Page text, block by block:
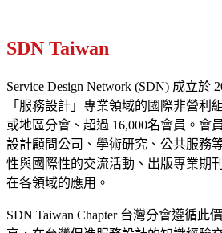
SDN Taiwan
Service Design Network (SDN) 成立於
「服務設計」專業領域的國際非營利
或地區分會、 超過 16,000名會員。 會
設計顧問公司、學術研究、公共服務
性與國際性的交流活動、出版專業期
在各領域的應用。
SDN Taiwan Chapter台灣分會遵循此